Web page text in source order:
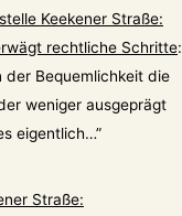
Keekener Straße:
rechtliche Schritte:
der Bequemlichkeit die
weniger ausgeprägt
eigentlich…”
Straße: